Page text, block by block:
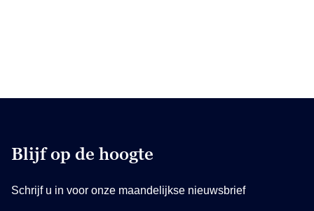
Blijf op de hoogte
Schrijf u in voor onze maandelijkse nieuwsbrief